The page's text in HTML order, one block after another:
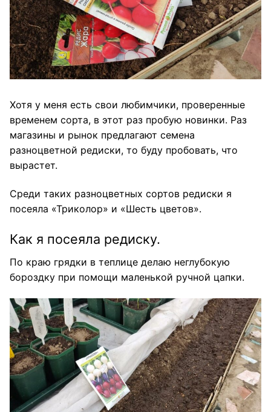
Хотя у меня есть свои любимчики, проверенные
временем сорта, в этот раз пробую новинки. Раз
магазины и рынок предлагают семена
разноцветной редиски, то буду пробовать, что
вырастет.
Среди таких разноцветных сортов редиски я
посеяла «Триколор» и «Шесть цветов».
Как я посеяла редиску.
По краю грядки в теплице делаю неглубокую
бороздку при помощи маленькой ручной цапки.